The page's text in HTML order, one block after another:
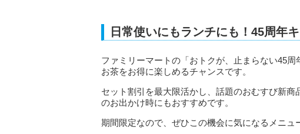
日常使いにもランチにも！45周年
ファミリーマートの「おトクが、止まらない45
お茶をお得に楽しめるチャンスです。
セット割引を最大限活かし、話題のおむすび新
のお出かけ時にもおすすめです。
期間限定なので、ぜひこの機会に気になるメニュ